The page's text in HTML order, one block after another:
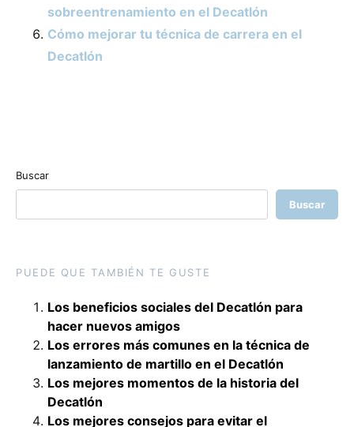
sobreentrenamiento en el Decatlón
Cómo mejorar tu técnica de carrera en el
Decatlón
Buscar
Buscar
PUEDE QUE TAMBIÉN TE GUSTE
Los beneficios sociales del Decatlón para
hacer nuevos amigos
Los errores más comunes en la técnica de
lanzamiento de martillo en el Decatlón
Los mejores momentos de la historia del
Decatlón
Los mejores consejos para evitar el